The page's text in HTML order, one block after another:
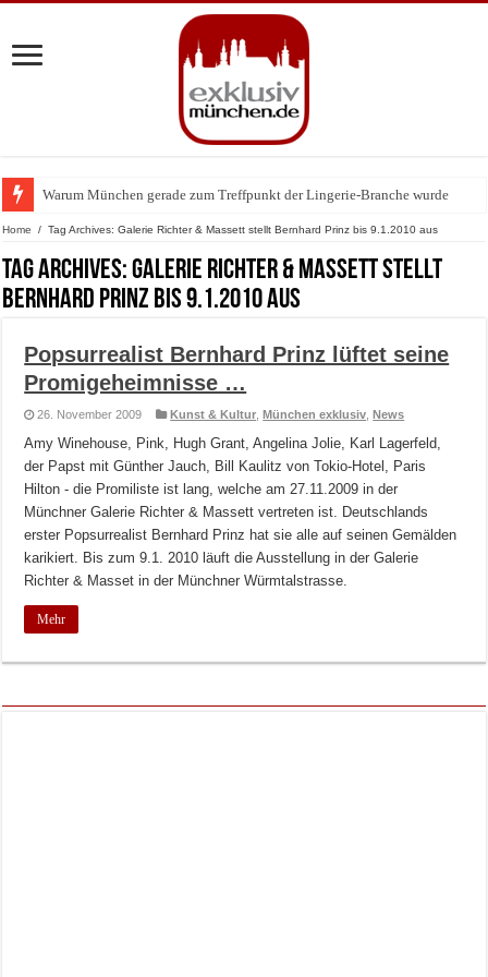
Warum München gerade zum Treffpunkt der Lingerie-Branche wurde
BMW Art Cars in München: Warum die rollenden Kunstwerke bis heute
Home / Tag Archives: Galerie Richter & Massett stellt Bernhard Prinz bis 9.1.2010 aus
Tag Archives:Galerie Richter & Massett stellt
Bernhard Prinz bis 9.1.2010 aus
Popsurrealist Bernhard Prinz lüftet seine
Promigeheimnisse …
26. November 2009 Kunst & Kultur ,München exklusiv ,News
Amy Winehouse, Pink, Hugh Grant, Angelina Jolie, Karl Lagerfeld,
der Papst mit Günther Jauch, Bill Kaulitz von Tokio-Hotel, Paris
Hilton - die Promiliste ist lang, welche am 27.11.2009 in der
Münchner Galerie Richter & Massett vertreten ist. Deutschlands
erster Popsurrealist Bernhard Prinz hat sie alle auf seinen Gemälden
karikiert. Bis zum 9.1. 2010 läuft die Ausstellung in der Galerie
Richter & Masset in der Münchner Würmtalstrasse.
Mehr